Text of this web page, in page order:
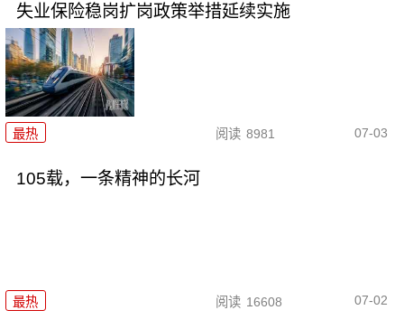
失业保险稳岗扩岗政策举措延续实施
最热 阅读 8981 07-03
105载，一条精神的长河
最热 阅读 16608 07-02